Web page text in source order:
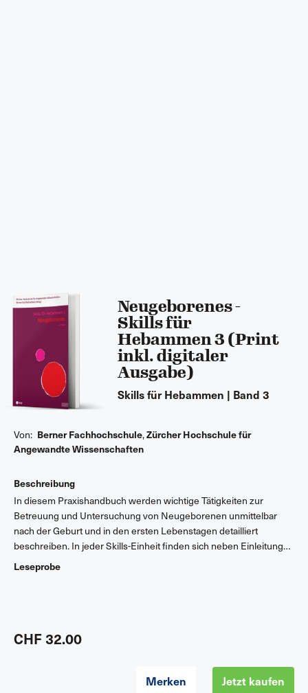
Neugeborenes -
Skills für
Hebammen 3 (Print
inkl. digitaler
Ausgabe)
Skills für Hebammen | Band 3
Von: Berner Fachhochschule,Zürcher Hochschule für
Angewandte Wissenschaften
Beschreibung
In diesem Praxishandbuch werden wichtige Tätigkeiten zur
Betreuung und Untersuchung von Neugeborenen unmittelbar
nach der Geburt und in den ersten Lebenstagen detailliert
beschreiben. In jeder Skills-Einheit finden sich neben Einleitung
und Vorwissenstest Arbeitsaufträge mit
Handlungsbeschreibungen und Checklisten. Abbildungen
sind in diesem Band enthalten: • Abnabeln und die
Neugeborenen überwachen • Das Neugeborene pflegen
Leseprobe
CHF 32.00
Merken Jetzt kaufen